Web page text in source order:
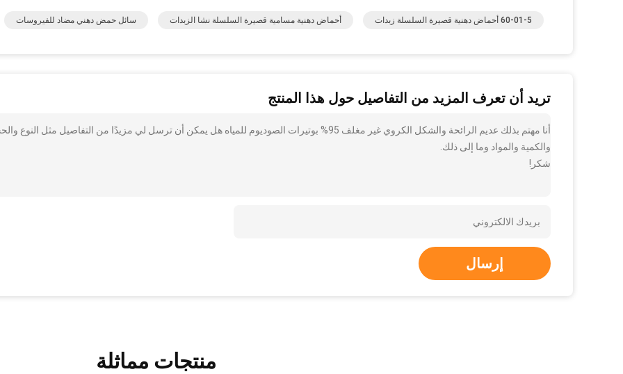
60-01-5 أحماض دهنية قصيرة السلسلة زبدات أحماض دهنية مسامية قصيرة السلسلة نشا الزبدات سائل حمض دهني مضاد للفيروسات
تريد أن تعرف المزيد من التفاصيل حول هذا المنتج
أنا مهتم بذلك عديم الرائحة والشكل الكروي غير مغلف 95% بوتيرات الصوديوم للمياه هل يمكن أن ترسل لي مزيدًا من التفاصيل مثل النوع
والكمية والمواد وما إلى ذلك.
شكر!
إرسال
منتجات مماثلة